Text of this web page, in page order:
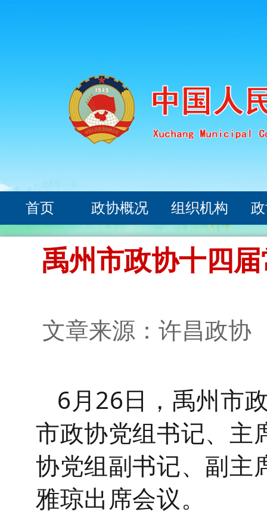
首页 政协概况 组织机构
禹州市政协十四
文章来源：许昌政
6月26日， 禹州市
市政协党组书记、主
协党组副书记、副主
雅琼出席会议。